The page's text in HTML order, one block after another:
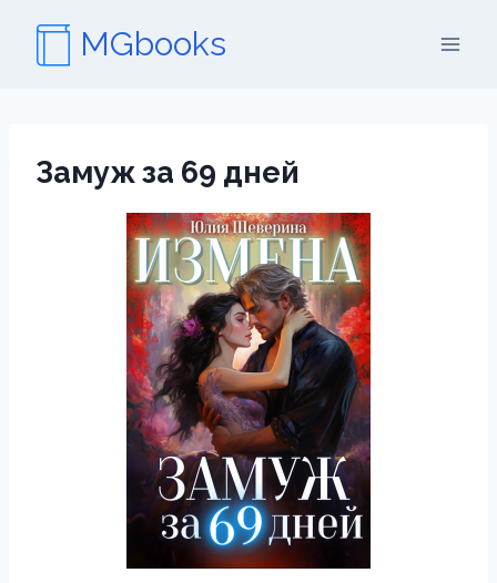
содержимому
MGbooks
Замуж за 69 дней